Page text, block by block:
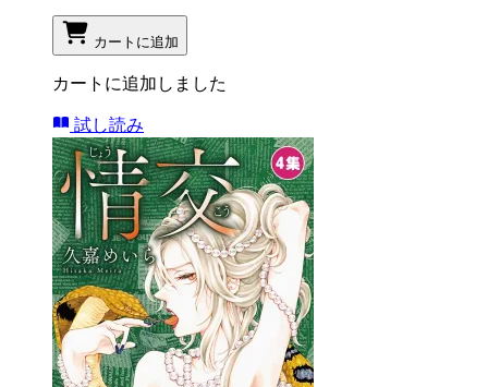
カートに追加
カートに追加しました
試し読み